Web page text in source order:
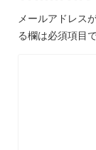
メールアドレス
る欄は必須項目